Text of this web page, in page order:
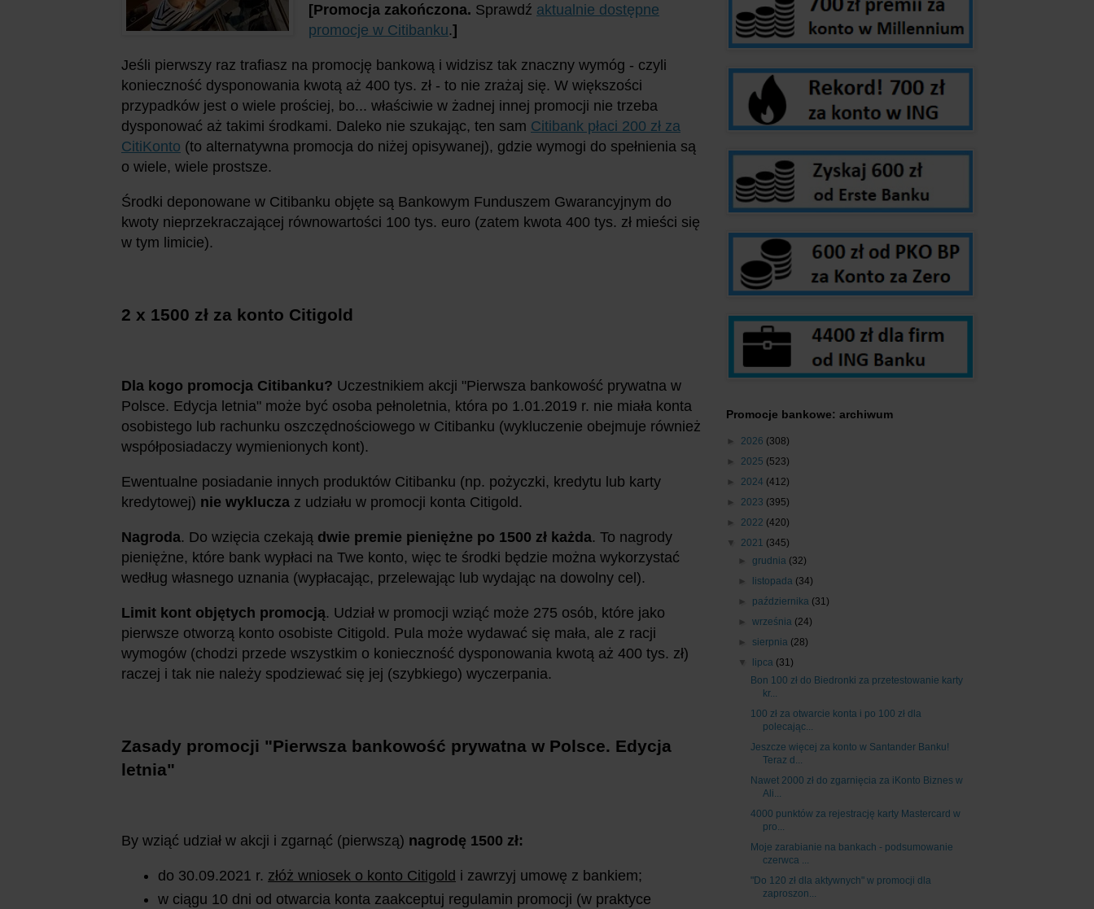
[Promocja zakończona. Sprawdź aktualnie dostępne
promocje w Citibanku.]
Jeśli pierwszy raz trafiasz na promocję bankową i widzisz tak znaczny wymóg - czyli
konieczność dysponowania kwotą aż 400 tys. zł - to nie zrażaj się. W większości
przypadków jest o wiele prościej, bo... właściwie w żadnej innej promocji nie trzeba
dysponować aż takimi środkami. Daleko nie szukając, ten sam Citibank płaci 200 zł za
CitiKonto (to alternatywna promocja do niżej opisywanej), gdzie wymogi do spełnienia są
o wiele, wiele prostsze.
Środki deponowane w Citibanku objęte są Bankowym Funduszem Gwarancyjnym do
kwoty nieprzekraczającej równowartości 100 tys. euro (zatem kwota 400 tys. zł mieści się
w tym limicie).
2 x 1500 zł za konto Citigold
Dla kogo promocja Citibanku? Uczestnikiem akcji "Pierwsza bankowość prywatna w
Polsce. Edycja letnia" może być osoba pełnoletnia, która po 1.01.2019 r. nie miała konta
osobistego lub rachunku oszczędnościowego w Citibanku (wykluczenie obejmuje również
współposiadaczy wymienionych kont).
Ewentualne posiadanie innych produktów Citibanku (np. pożyczki, kredytu lub karty
kredytowej) nie wyklucza z udziału w promocji konta Citigold.
Nagroda. Do wzięcia czekają dwie premie pieniężne po 1500 zł każda. To nagrody
pieniężne, które bank wypłaci na Twe konto, więc te środki będzie można wykorzystać
według własnego uznania (wypłacając, przelewając lub wydając na dowolny cel).
Limit kont objętych promocją. Udział w promocji wziąć może 275 osób, które jako
pierwsze otworzą konto osobiste Citigold. Pula może wydawać się mała, ale z racji
wymogów (chodzi przede wszystkim o konieczność dysponowania kwotą aż 400 tys. zł)
raczej i tak nie należy spodziewać się jej (szybkiego) wyczerpania.
Zasady promocji "Pierwsza bankowość prywatna w Polsce. Edycja
letnia"
By wziąć udział w akcji i zgarnąć (pierwszą) nagrodę 1500 zł:
do 30.09.2021 r. złóż wniosek o konto Citigold i zawrzyj umowę z bankiem;
w ciągu 10 dni od otwarcia konta zaakceptuj regulamin promocji (w praktyce
Promocje bankowe: archiwum
► 2026 (308)
► 2025 (523)
► 2024 (412)
► 2023 (395)
► 2022 (420)
▼ 2021 (345)
►grudnia (32)
►
listopada (34)
► października (31)
►września (24)
► sierpnia (28)
▼
lipca (31)
Bon 100 zł do Biedronki za przetestowanie karty
kr...
100 zł za otwarcie konta i po 100 zł dla
polecając...
Jeszcze więcej za konto w Santander Banku!
Teraz d...
Nawet 2000 zł do zgarnięcia za iKonto Biznes w
Ali...
4000 punktów za rejestrację karty Mastercard w
pro...
Moje zarabianie na bankach - podsumowanie
czerwca ...
"Do 120 zł dla aktywnych" w promocji dla
zaproszon...